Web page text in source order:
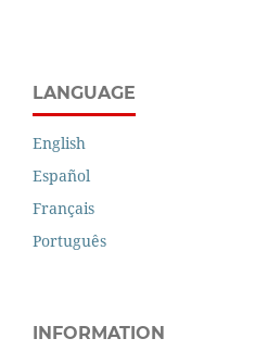
LANGUAGE
English
Español
Français
Português
INFORMATION